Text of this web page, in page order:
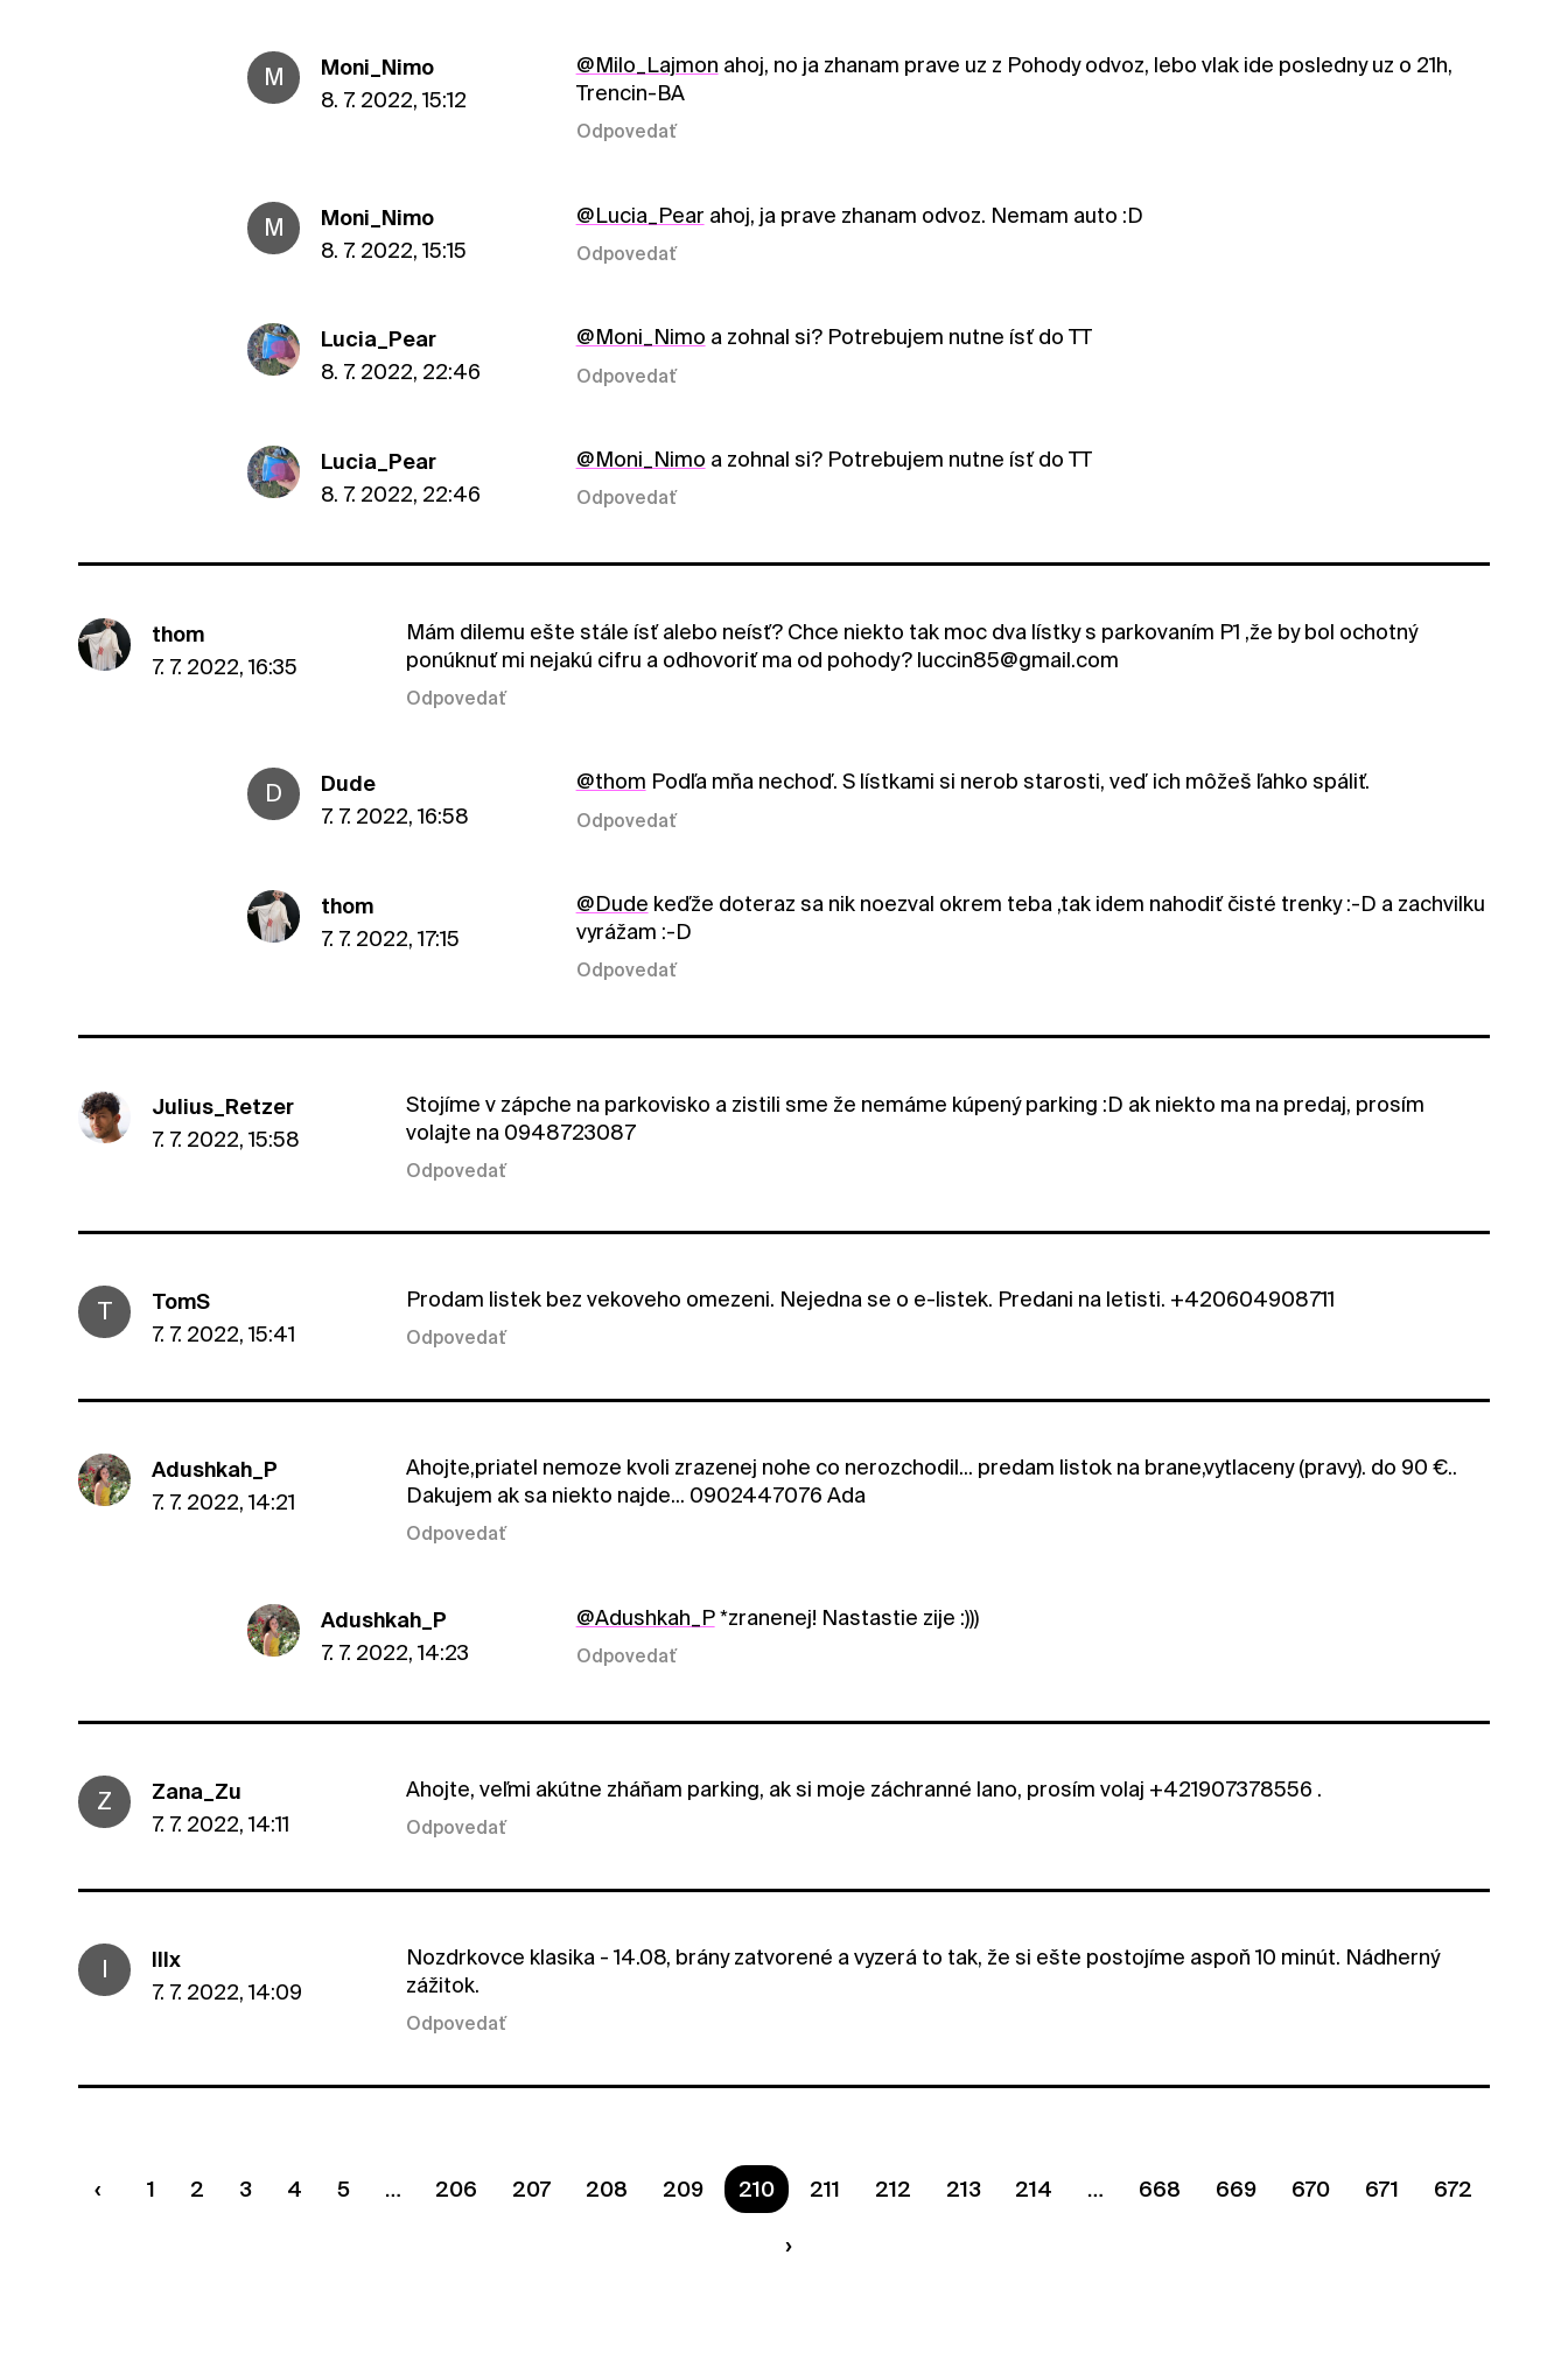
M
Moni_Nimo
8. 7. 2022, 15:12
@Milo_Lajmon ahoj, no ja zhanam prave uz z Pohody odvoz, lebo vlak ide posledny uz o 21h,
Trencin-BA
Odpovedať
M
Moni_Nimo
8. 7. 2022, 15:15
@Lucia_Pear ahoj, ja prave zhanam odvoz. Nemam auto :D
Odpovedať
Lucia_Pear
8. 7. 2022, 22:46
@Moni_Nimo a zohnal si? Potrebujem nutne ísť do TT
Odpovedať
Lucia_Pear
8. 7. 2022, 22:46
@Moni_Nimo a zohnal si? Potrebujem nutne ísť do TT
Odpovedať
thom
7. 7. 2022, 16:35
Mám dilemu ešte stále ísť alebo neísť? Chce niekto tak moc dva lístky s parkovaním P1 ,že by bol ochotný
ponúknuť mi nejakú cifru a odhovoriť ma od pohody? luccin85@gmail.com
Odpovedať
D
Dude
7. 7. 2022, 16:58
@thom Podľa mňa nechoď. S lístkami si nerob starosti, veď ich môžeš ľahko spáliť.
Odpovedať
thom
7. 7. 2022, 17:15
@Dude keďže doteraz sa nik noezval okrem teba ,tak idem nahodiť čisté trenky :-D a zachvilku
vyrážam :-D
Odpovedať
Julius_Retzer
7. 7. 2022, 15:58
Stojíme v zápche na parkovisko a zistili sme že nemáme kúpený parking :D ak niekto ma na predaj, prosím
volajte na 0948723087
Odpovedať
T
TomS
7. 7. 2022, 15:41
Prodam listek bez vekoveho omezeni. Nejedna se o e-listek. Predani na letisti. +420604908711
Odpovedať
Adushkah_P
7. 7. 2022, 14:21
Ahojte,priatel nemoze kvoli zrazenej nohe co nerozchodil... predam listok na brane,vytlaceny (pravy). do 90 €..
Dakujem ak sa niekto najde... 0902447076 Ada
Odpovedať
Adushkah_P
7. 7. 2022, 14:23
@Adushkah_P*zranenej! Nastastie zije :)))
Odpovedať
Z
Zana_Zu
7. 7. 2022, 14:11
Ahojte, veľmi akútne zháňam parking, ak si moje záchranné lano, prosím volaj +421907378556 .
Odpovedať
I
IlIx
7. 7. 2022, 14:09
Nozdrkovce klasika - 14.08, brány zatvorené a vyzerá to tak, že si ešte postojíme aspoň 10 minút. Nádherný
zážitok.
Odpovedať
1 2 3 4 5 206 207 208 209 Ste na strane
210 211 212 213 214 668 669 670 671 672